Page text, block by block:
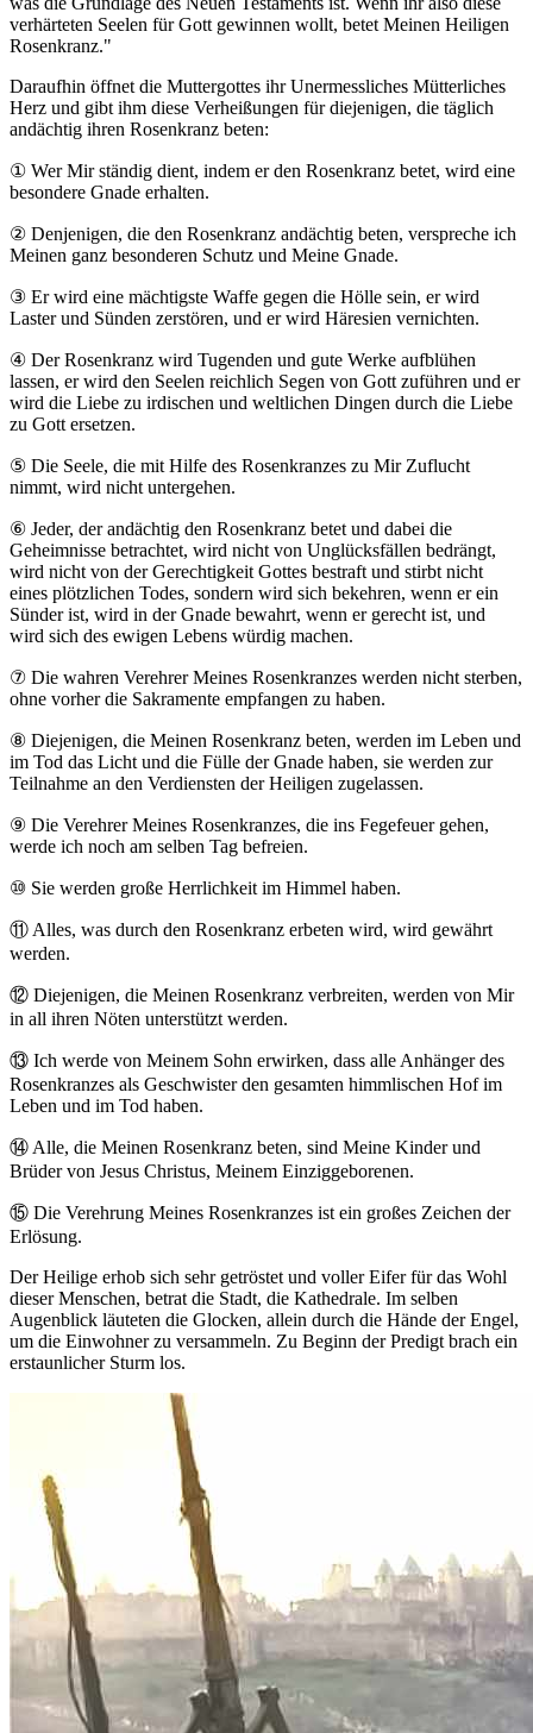
verhärteten Seelen für Gott gewinnen wollt, betet Meinen Heiligen
Rosenkranz."
Daraufhin öffnet die Muttergottes ihr Unermessliches Mütterliches
Herz und gibt ihm diese Verheißungen für diejenigen, die täglich
andächtig ihren Rosenkranz beten:
① Wer Mir ständig dient, indem er den Rosenkranz betet, wird eine
besondere Gnade erhalten.
② Denjenigen, die den Rosenkranz andächtig beten, verspreche ich
Meinen ganz besonderen Schutz und Meine Gnade.
③ Er wird eine mächtigste Waffe gegen die Hölle sein, er wird
Laster und Sünden zerstören, und er wird Häresien vernichten.
④ Der Rosenkranz wird Tugenden und gute Werke aufblühen
lassen, er wird den Seelen reichlich Segen von Gott zuführen und er
wird die Liebe zu irdischen und weltlichen Dingen durch die Liebe
zu Gott ersetzen.
⑤ Die Seele, die mit Hilfe des Rosenkranzes zu Mir Zuflucht
nimmt, wird nicht untergehen.
⑥ Jeder, der andächtig den Rosenkranz betet und dabei die
Geheimnisse betrachtet, wird nicht von Unglücksfällen bedrängt,
wird nicht von der Gerechtigkeit Gottes bestraft und stirbt nicht
eines plötzlichen Todes, sondern wird sich bekehren, wenn er ein
Sünder ist, wird in der Gnade bewahrt, wenn er gerecht ist, und
wird sich des ewigen Lebens würdig machen.
⑦ Die wahren Verehrer Meines Rosenkranzes werden nicht sterben,
ohne vorher die Sakramente empfangen zu haben.
⑧ Diejenigen, die Meinen Rosenkranz beten, werden im Leben und
im Tod das Licht und die Fülle der Gnade haben, sie werden zur
Teilnahme an den Verdiensten der Heiligen zugelassen.
⑨ Die Verehrer Meines Rosenkranzes, die ins Fegefeuer gehen,
werde ich noch am selben Tag befreien.
⑩ Sie werden große Herrlichkeit im Himmel haben.
⑪ Alles, was durch den Rosenkranz erbeten wird, wird gewährt
werden.
⑫ Diejenigen, die Meinen Rosenkranz verbreiten, werden von Mir
in all ihren Nöten unterstützt werden.
⑬ Ich werde von Meinem Sohn erwirken, dass alle Anhänger des
Rosenkranzes als Geschwister den gesamten himmlischen Hof im
Leben und im Tod haben.
⑭ Alle, die Meinen Rosenkranz beten, sind Meine Kinder und
Brüder von Jesus Christus, Meinem Einziggeborenen.
⑮ Die Verehrung Meines Rosenkranzes ist ein großes Zeichen der
Erlösung.
Der Heilige erhob sich sehr getröstet und voller Eifer für das Wohl
dieser Menschen, betrat die Stadt, die Kathedrale. Im selben
Augenblick läuteten die Glocken, allein durch die Hände der Engel,
um die Einwohner zu versammeln. Zu Beginn der Predigt brach ein
erstaunlicher Sturm los.